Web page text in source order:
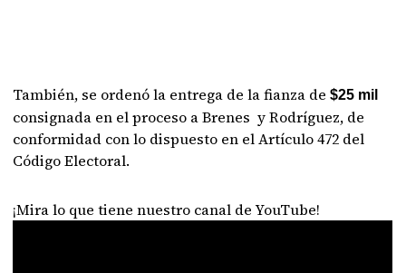
También, se ordenó la entrega de la fianza de$25 mil
consignada en el proceso a Brenes y Rodríguez, de
conformidad con lo dispuesto en el Artículo 472 del
Código Electoral.
¡Mira lo que tiene nuestro canal de YouTube!